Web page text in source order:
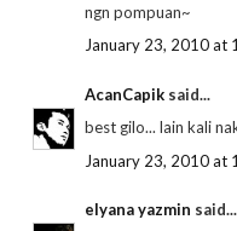
ngn pompuan~
January 23, 2010 at
AcanCapik said...
best gilo... lain kali
January 23, 2010 at
elyana yazmin said...